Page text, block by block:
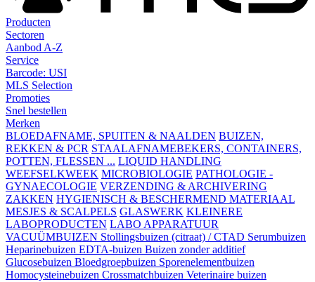
Producten
Sectoren
Aanbod A-Z
Service
Barcode: USI
MLS Selection
Promoties
Snel bestellen
Merken
BLOEDAFNAME, SPUITEN & NAALDEN BUIZEN,
REKKEN & PCR STAALAFNAMEBEKERS, CONTAINERS,
POTTEN, FLESSEN ... LIQUID HANDLING
WEEFSELKWEEK MICROBIOLOGIE PATHOLOGIE -
GYNAECOLOGIE VERZENDING & ARCHIVERING
ZAKKEN HYGIENISCH & BESCHERMEND MATERIAAL
MESJES & SCALPELS GLASWERK KLEINERE
LABOPRODUCTEN LABO APPARATUUR
VACUÜMBUIZEN Stollingsbuizen (citraat) / CTAD Serumbuizen
Heparinebuizen EDTA-buizen Buizen zonder additief
Glucosebuizen Bloedgroepbuizen Sporenelementbuizen
Homocysteinebuizen Crossmatchbuizen Veterinaire buizen